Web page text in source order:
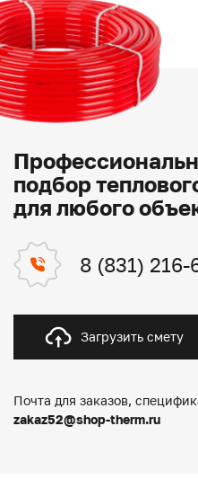
подбор
для любого
8 (831) 216-
Загрузить смету
Почта для заказов,
zakaz52@shop-therm.ru